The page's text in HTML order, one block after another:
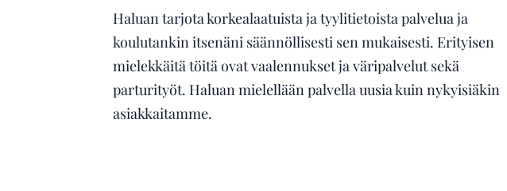
Haluan tarjota korkealaatuista ja tyylitietoista palvelua ja
koulutankin itsenäni säännöllisesti sen mukaisesti. Erityisen
mielekkäitä töitä ovat vaalennukset ja väripalvelut sekä
parturityöt. Haluan mielellään palvella uusia kuin nykyisiäkin
asiakkaitamme.